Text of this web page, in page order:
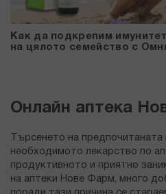
Как да подкрепим
на цялото семейство с
Онлайн аптека
Търсенето на предпочитаната
необходимото лекарство по
продуктивното и приятно
на аптеки Нове Фарм, много